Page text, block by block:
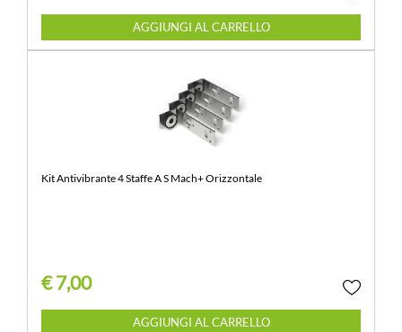
Quantità
AGGIUNGI AL CARRELLO
Kit Antivibrante 4 Staffe A S Mach+ Orizzontale
€ 7,00
Quantità
AGGIUNGI AL CARRELLO